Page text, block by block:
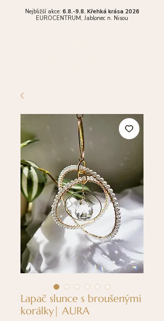
Nejbližší akce: 6.8.-9.8. Křehká krása 2026
EUROCENTRUM, Jablonec n. Nisou
Lapač slunce s broušenými
korálky| AURA